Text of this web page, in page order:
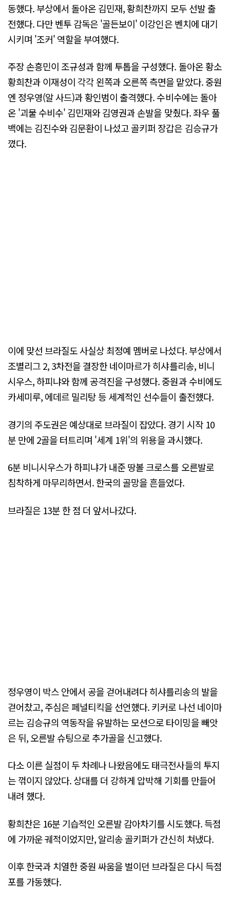
동했다. 부상에서 돌아온 김민재, 황희찬까지 모두 선발 출
전했다. 다만 벤투 감독은 '골든보이' 이강인은 벤치에 대기
시키며 '조커' 역할을 부여했다.
주장 손흥민이 조규성과 함께 투톱을 구성했다. 돌아온 황소
황희찬과 이재성이 각각 왼쪽과 오른쪽 측면을 맡았다. 중원
엔 정우영(알 사드)과 황인범이 출격했다. 수비수에는 돌아
온 '괴물 수비수' 김민재와 김영권과 손발을 맞췄다. 좌우 풀
백에는 김진수와 김문환이 나섰고 골키퍼 장갑은 김승규가
꼈다.
이에 맞선 브라질도 사실상 최정예 멤버로 나섰다. 부상에서
조별리그 2, 3차전을 결장한 네이마르가 히샤를리송, 비니
시우스, 하피냐와 함께 공격진을 구성했다. 중원과 수비에도
카세미루, 에데르 밀리탕 등 세계적인 선수들이 출전했다.
경기의 주도권은 예상대로 브라질이 잡았다. 경기 시작 10
분 만에 2골을 터트리며 '세계 1위'의 위용을 과시했다.
6분 비니시우스가 하피냐가 내준 땅볼 크로스를 오른발로
침착하게 마무리하면서. 한국의 골망을 흔들었다.
브라질은 13분 한 점 더 앞서나갔다.
정우영이 박스 안에서 공을 걷어내려다 히샤를리송의 발을
걷어찼고, 주심은 페널티킥을 선언했다. 키커로 나선 네이마
르는 김승규의 역동작을 유발하는 모션으로 타이밍을 빼앗
은 뒤, 오른발 슈팅으로 추가골을 신고했다.
다소 이른 실점이 두 차례나 나왔음에도 태극전사들의 투지
는 꺾이지 않았다. 상대를 더 강하게 압박해 기회를 만들어
내려 했다.
황희찬은 16분 기습적인 오른발 감아차기를 시도했다. 득점
에 가까운 궤적이었지만, 알리송 골키퍼가 간신히 쳐냈다.
이후 한국과 치열한 중원 싸움을 벌이던 브라질은 다시 득점
포를 가동했다.